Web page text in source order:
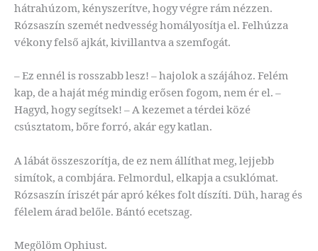
hátrahúzom, kényszerítve, hogy végre rám nézzen.
Rózsaszín szemét nedvesség homályosítja el. Felhúzza
vékony felső ajkát, kivillantva a szemfogát.
– Ez ennél is rosszabb lesz! – hajolok a szájához. Felém
kap, de a haját még mindig erősen fogom, nem ér el. –
Hagyd, hogy segítsek! – A kezemet a térdei közé
csúsztatom, bőre forró, akár egy katlan.
A lábát összeszorítja, de ez nem állíthat meg, lejjebb
simítok, a combjára. Felmordul, elkapja a csuklómat.
Rózsaszín íriszét pár apró kékes folt díszíti. Düh, harag és
félelem árad belőle. Bántó ecetszag.
Megölöm Ophiust.